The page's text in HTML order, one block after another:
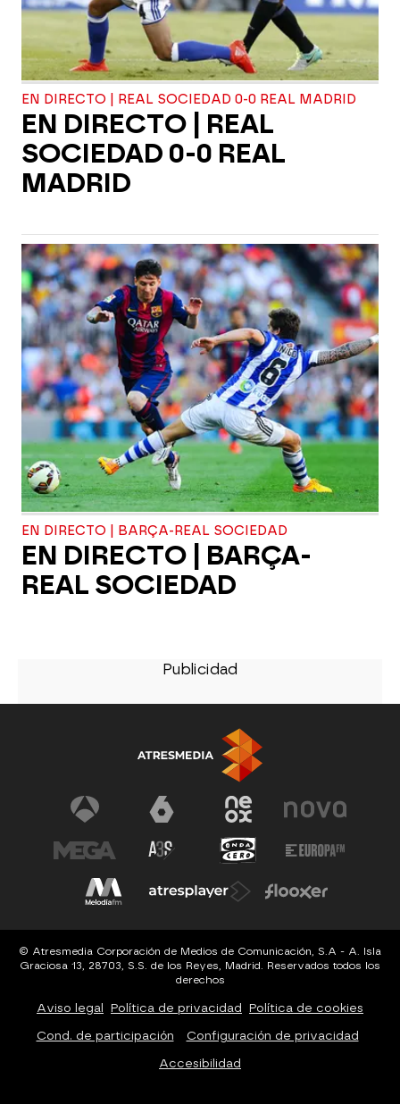
EN DIRECTO | REAL SOCIEDAD 0-0 REAL MADRID
EN DIRECTO | REAL
SOCIEDAD 0-0 REAL
MADRID
EN DIRECTO | BARÇA-REAL SOCIEDAD
EN DIRECTO | BARÇA-
REAL SOCIEDAD
© Atresmedia Corporación de Medios de Comunicación, S.A - A. Isla
Graciosa 13, 28703, S.S. de los Reyes, Madrid. Reservados todos los
derechos
Aviso legal Política de privacidad Política de cookies
Cond. de participación Configuración de privacidad
Accesibilidad